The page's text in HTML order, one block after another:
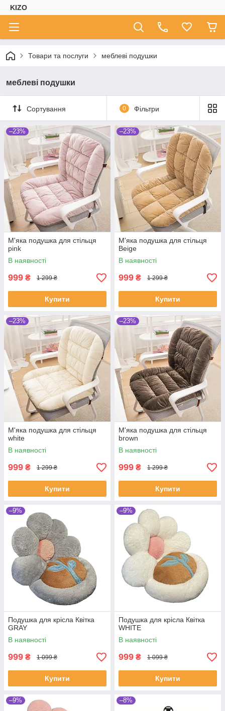
KIZO
Товари та послуги меблеві подушки
меблеві подушки
Сортування 0 Фільтри
–23%
М'яка подушка для стільця
pink
В наявності
999 ₴ 1 299 ₴
Купити
–23%
М'яка подушка для стільця
Beige
В наявності
999 ₴ 1 299 ₴
Купити
–23%
М'яка подушка для стільця
white
В наявності
999 ₴ 1 299 ₴
Купити
–23%
М'яка подушка для стільця
brown
В наявності
999 ₴ 1 299 ₴
Купити
–9%
Подушка для крісла Квітка
GRAY
В наявності
999 ₴ 1 099 ₴
Купити
–9%
Подушка для крісла Квітка
WHITE
В наявності
999 ₴ 1 099 ₴
Купити
–9% –8%